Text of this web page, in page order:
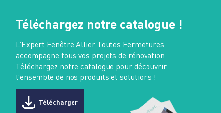
Téléchargez notre catalogue !
L’Expert Fenêtre Allier Toutes Fermetures
accompagne tous vos projets de rénovation.
Téléchargez notre catalogue pour découvrir
l’ensemble de nos produits et solutions !
Télécharger